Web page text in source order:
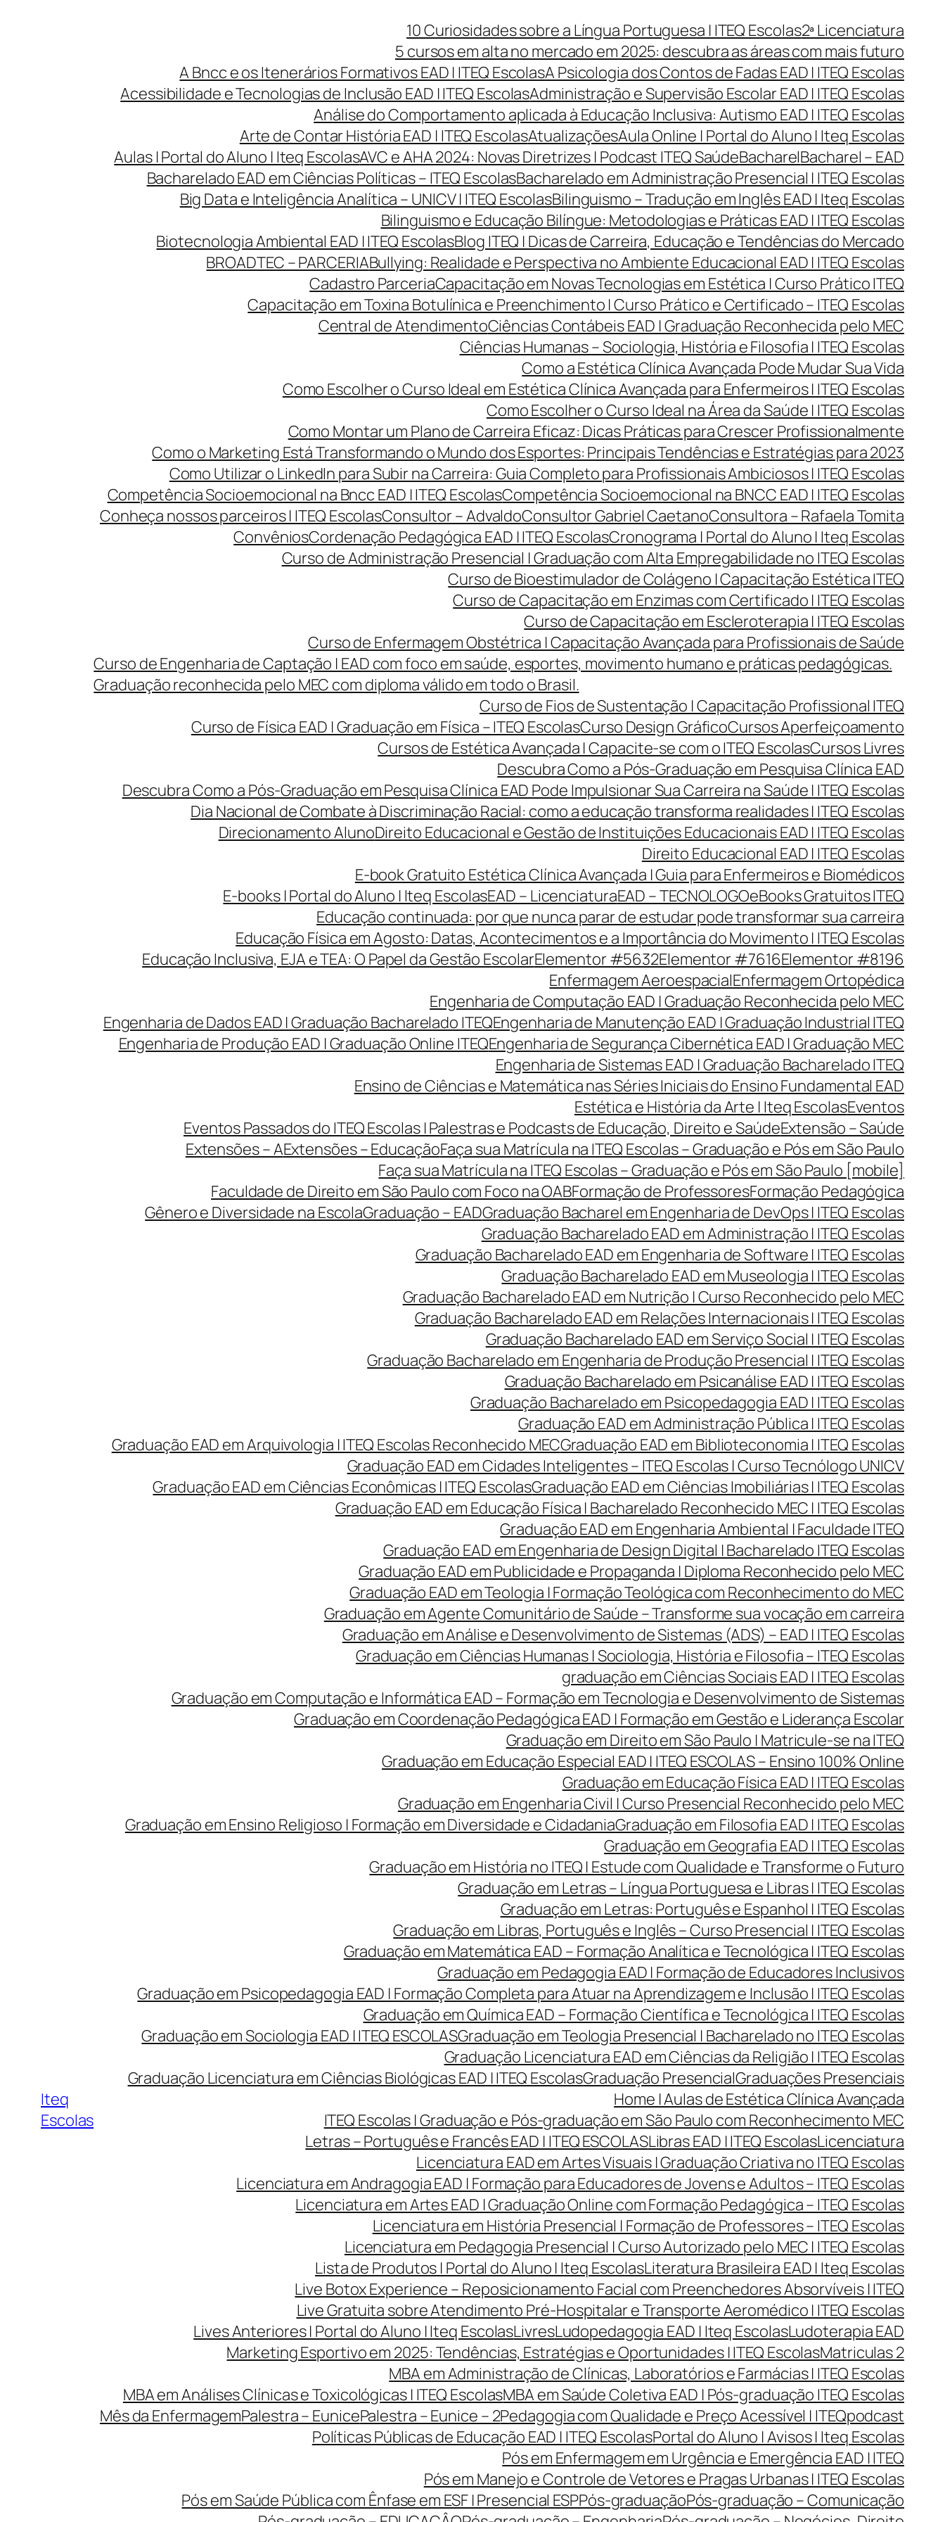
Iteq
Escolas
10 Curiosidades sobre a Língua Portuguesa | ITEQ Escolas2ª Licenciatura
5 cursos em alta no mercado em 2025: descubra as áreas com mais futuro
A Bncc e os Itenerários Formativos EAD | ITEQ EscolasA Psicologia dos Contos de Fadas EAD | ITEQ Escolas
Acessibilidade e Tecnologias de Inclusão EAD | ITEQ EscolasAdministração e Supervisão Escolar EAD | ITEQ Escolas
Análise do Comportamento aplicada à Educação Inclusiva: Autismo EAD | ITEQ Escolas
Arte de Contar História EAD | ITEQ EscolasAtualizaçõesAula Online | Portal do Aluno | Iteq Escolas
Aulas | Portal do Aluno | Iteq EscolasAVC e AHA 2024: Novas Diretrizes | Podcast ITEQ SaúdeBacharelBacharel – EAD
Bacharelado EAD em Ciências Políticas – ITEQ EscolasBacharelado em Administração Presencial | ITEQ Escolas
Big Data e Inteligência Analítica – UNICV | ITEQ EscolasBilinguismo – Tradução em Inglês EAD | Iteq Escolas
Bilinguismo e Educação Bilíngue: Metodologias e Práticas EAD | ITEQ Escolas
Biotecnologia Ambiental EAD | ITEQ EscolasBlog ITEQ | Dicas de Carreira, Educação e Tendências do Mercado
BROADTEC – PARCERIABullying: Realidade e Perspectiva no Ambiente Educacional EAD | ITEQ Escolas
Cadastro ParceriaCapacitação em Novas Tecnologias em Estética | Curso Prático ITEQ
Capacitação em Toxina Botulínica e Preenchimento | Curso Prático e Certificado – ITEQ Escolas
Central de AtendimentoCiências Contábeis EAD | Graduação Reconhecida pelo MEC
Ciências Humanas – Sociologia, História e Filosofia | ITEQ Escolas
Como a Estética Clínica Avançada Pode Mudar Sua Vida
Como Escolher o Curso Ideal em Estética Clínica Avançada para Enfermeiros | ITEQ Escolas
Como Escolher o Curso Ideal na Área da Saúde | ITEQ Escolas
Como Montar um Plano de Carreira Eficaz: Dicas Práticas para Crescer Profissionalmente
Como o Marketing Está Transformando o Mundo dos Esportes: Principais Tendências e Estratégias para 2023
Como Utilizar o LinkedIn para Subir na Carreira: Guia Completo para Profissionais Ambiciosos | ITEQ Escolas
Competência Socioemocional na Bncc EAD | ITEQ EscolasCompetência Socioemocional na BNCC EAD | ITEQ Escolas
Conheça nossos parceiros | ITEQ EscolasConsultor – AdvaldoConsultor Gabriel CaetanoConsultora – Rafaela Tomita
ConvêniosCordenação Pedagógica EAD | ITEQ EscolasCronograma | Portal do Aluno | Iteq Escolas
Curso de Administração Presencial | Graduação com Alta Empregabilidade no ITEQ Escolas
Curso de Bioestimulador de Colágeno | Capacitação Estética ITEQ
Curso de Capacitação em Enzimas com Certificado | ITEQ Escolas
Curso de Capacitação em Escleroterapia | ITEQ Escolas
Curso de Enfermagem Obstétrica | Capacitação Avançada para Profissionais de Saúde
Curso de Engenharia de Captação | EAD com foco em saúde, esportes, movimento humano e práticas pedagógicas.
Graduação reconhecida pelo MEC com diploma válido em todo o Brasil.
Curso de Fios de Sustentação | Capacitação Profissional ITEQ
Curso de Física EAD | Graduação em Física – ITEQ EscolasCurso Design GráficoCursos Aperfeiçoamento
Cursos de Estética Avançada | Capacite-se com o ITEQ EscolasCursos Livres
Descubra Como a Pós-Graduação em Pesquisa Clínica EAD
Descubra Como a Pós-Graduação em Pesquisa Clínica EAD Pode Impulsionar Sua Carreira na Saúde | ITEQ Escolas
Dia Nacional de Combate à Discriminação Racial: como a educação transforma realidades | ITEQ Escolas
Direcionamento AlunoDireito Educacional e Gestão de Instituições Educacionais EAD | ITEQ Escolas
Direito Educacional EAD | ITEQ Escolas
E-book Gratuito Estética Clínica Avançada | Guia para Enfermeiros e Biomédicos
E-books | Portal do Aluno | Iteq EscolasEAD – LicenciaturaEAD – TECNOLOGOeBooks Gratuitos ITEQ
Educação continuada: por que nunca parar de estudar pode transformar sua carreira
Educação Física em Agosto: Datas, Acontecimentos e a Importância do Movimento | ITEQ Escolas
Educação Inclusiva, EJA e TEA: O Papel da Gestão EscolarElementor #5632Elementor #7616Elementor #8196
Enfermagem AeroespacialEnfermagem Ortopédica
Engenharia de Computação EAD | Graduação Reconhecida pelo MEC
Engenharia de Dados EAD | Graduação Bacharelado ITEQEngenharia de Manutenção EAD | Graduação Industrial ITEQ
Engenharia de Produção EAD | Graduação Online ITEQEngenharia de Segurança Cibernética EAD | Graduação MEC
Engenharia de Sistemas EAD | Graduação Bacharelado ITEQ
Ensino de Ciências e Matemática nas Séries Iniciais do Ensino Fundamental EAD
Estética e História da Arte | Iteq EscolasEventos
Eventos Passados do ITEQ Escolas | Palestras e Podcasts de Educação, Direito e SaúdeExtensão – Saúde
Extensões – AExtensões – EducaçãoFaça sua Matrícula na ITEQ Escolas – Graduação e Pós em São Paulo
Faça sua Matrícula na ITEQ Escolas – Graduação e Pós em São Paulo [mobile]
Faculdade de Direito em São Paulo com Foco na OABFormação de ProfessoresFormação Pedagógica
Gênero e Diversidade na EscolaGraduação – EADGraduação Bacharel em Engenharia de DevOps | ITEQ Escolas
Graduação Bacharelado EAD em Administração | ITEQ Escolas
Graduação Bacharelado EAD em Engenharia de Software | ITEQ Escolas
Graduação Bacharelado EAD em Museologia | ITEQ Escolas
Graduação Bacharelado EAD em Nutrição | Curso Reconhecido pelo MEC
Graduação Bacharelado EAD em Relações Internacionais | ITEQ Escolas
Graduação Bacharelado EAD em Serviço Social | ITEQ Escolas
Graduação Bacharelado em Engenharia de Produção Presencial | ITEQ Escolas
Graduação Bacharelado em Psicanálise EAD | ITEQ Escolas
Graduação Bacharelado em Psicopedagogia EAD | ITEQ Escolas
Graduação EAD em Administração Pública | ITEQ Escolas
Graduação EAD em Arquivologia | ITEQ Escolas Reconhecido MECGraduação EAD em Biblioteconomia | ITEQ Escolas
Graduação EAD em Cidades Inteligentes – ITEQ Escolas | Curso Tecnólogo UNICV
Graduação EAD em Ciências Econômicas | ITEQ EscolasGraduação EAD em Ciências Imobiliárias | ITEQ Escolas
Graduação EAD em Educação Física | Bacharelado Reconhecido MEC | ITEQ Escolas
Graduação EAD em Engenharia Ambiental | Faculdade ITEQ
Graduação EAD em Engenharia de Design Digital | Bacharelado ITEQ Escolas
Graduação EAD em Publicidade e Propaganda | Diploma Reconhecido pelo MEC
Graduação EAD em Teologia | Formação Teológica com Reconhecimento do MEC
Graduação em Agente Comunitário de Saúde – Transforme sua vocação em carreira
Graduação em Análise e Desenvolvimento de Sistemas (ADS) – EAD | ITEQ Escolas
Graduação em Ciências Humanas | Sociologia, História e Filosofia – ITEQ Escolas
graduação em Ciências Sociais EAD | ITEQ Escolas
Graduação em Computação e Informática EAD – Formação em Tecnologia e Desenvolvimento de Sistemas
Graduação em Coordenação Pedagógica EAD | Formação em Gestão e Liderança Escolar
Graduação em Direito em São Paulo | Matricule-se na ITEQ
Graduação em Educação Especial EAD | ITEQ ESCOLAS – Ensino 100% Online
Graduação em Educação Física EAD | ITEQ Escolas
Graduação em Engenharia Civil | Curso Presencial Reconhecido pelo MEC
Graduação em Ensino Religioso | Formação em Diversidade e CidadaniaGraduação em Filosofia EAD | ITEQ Escolas
Graduação em Geografia EAD | ITEQ Escolas
Graduação em História no ITEQ | Estude com Qualidade e Transforme o Futuro
Graduação em Letras – Língua Portuguesa e Libras | ITEQ Escolas
Graduação em Letras: Português e Espanhol | ITEQ Escolas
Graduação em Libras, Português e Inglês – Curso Presencial | ITEQ Escolas
Graduação em Matemática EAD – Formação Analítica e Tecnológica | ITEQ Escolas
Graduação em Pedagogia EAD | Formação de Educadores Inclusivos
Graduação em Psicopedagogia EAD | Formação Completa para Atuar na Aprendizagem e Inclusão | ITEQ Escolas
Graduação em Química EAD – Formação Científica e Tecnológica | ITEQ Escolas
Graduação em Sociologia EAD | ITEQ ESCOLASGraduação em Teologia Presencial | Bacharelado no ITEQ Escolas
Graduação Licenciatura EAD em Ciências da Religião | ITEQ Escolas
Graduação Licenciatura em Ciências Biológicas EAD | ITEQ EscolasGraduação PresencialGraduações Presenciais
Home | Aulas de Estética Clínica Avançada
ITEQ Escolas | Graduação e Pós-graduação em São Paulo com Reconhecimento MEC
Letras – Português e Francês EAD | ITEQ ESCOLASLibras EAD | ITEQ EscolasLicenciatura
Licenciatura EAD em Artes Visuais | Graduação Criativa no ITEQ Escolas
Licenciatura em Andragogia EAD | Formação para Educadores de Jovens e Adultos – ITEQ Escolas
Licenciatura em Artes EAD | Graduação Online com Formação Pedagógica – ITEQ Escolas
Licenciatura em História Presencial | Formação de Professores – ITEQ Escolas
Licenciatura em Pedagogia Presencial | Curso Autorizado pelo MEC | ITEQ Escolas
Lista de Produtos | Portal do Aluno | Iteq EscolasLiteratura Brasileira EAD | Iteq Escolas
Live Botox Experience – Reposicionamento Facial com Preenchedores Absorvíveis | ITEQ
Live Gratuita sobre Atendimento Pré-Hospitalar e Transporte Aeromédico | ITEQ Escolas
Lives Anteriores | Portal do Aluno | Iteq EscolasLivresLudopedagogia EAD | Iteq EscolasLudoterapia EAD
Marketing Esportivo em 2025: Tendências, Estratégias e Oportunidades | ITEQ EscolasMatriculas 2
MBA em Administração de Clínicas, Laboratórios e Farmácias | ITEQ Escolas
MBA em Análises Clínicas e Toxicológicas | ITEQ EscolasMBA em Saúde Coletiva EAD | Pós-graduação ITEQ Escolas
Mês da EnfermagemPalestra – EunicePalestra – Eunice – 2Pedagogia com Qualidade e Preço Acessível | ITEQpodcast
Políticas Públicas de Educação EAD | ITEQ EscolasPortal do Aluno | Avisos | Iteq Escolas
Pós em Enfermagem em Urgência e Emergência EAD | ITEQ
Pós em Manejo e Controle de Vetores e Pragas Urbanas | ITEQ Escolas
Pós em Saúde Pública com Ênfase em ESF | Presencial ESPPós-graduaçãoPós-graduação – Comunicação